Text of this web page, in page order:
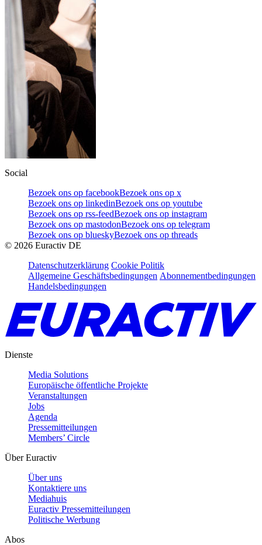
Social
Bezoek ons op facebookBezoek ons op x
Bezoek ons op linkedinBezoek ons op youtube
Bezoek ons op rss-feedBezoek ons op instagram
Bezoek ons op mastodonBezoek ons op telegram
Bezoek ons op blueskyBezoek ons op threads
© 2026 Euractiv DE
Datenschutzerklärung Cookie Politik
Allgemeine Geschäftsbedingungen Abonnementbedingungen
Handelsbedingungen
Dienste
Media Solutions
Europäische öffentliche Projekte
Veranstaltungen
Jobs
Agenda
Pressemitteilungen
Members’ Circle
Über Euractiv
Über uns
Kontaktiere uns
Mediahuis
Euractiv Pressemitteilungen
Politische Werbung
Abos